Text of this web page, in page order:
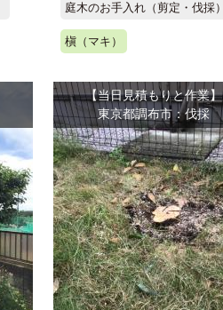
庭木のお手入れ（剪定・伐採）
槇（マキ）
【当日見積もりと作業】
東京都調布市：伐採